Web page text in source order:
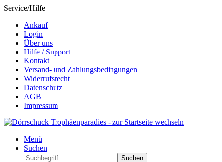
Service/Hilfe
Ankauf
Login
Über uns
Hilfe / Support
Kontakt
Versand- und Zahlungsbedingungen
Widerrufsrecht
Datenschutz
AGB
Impressum
Menü
Suchen
Suchen